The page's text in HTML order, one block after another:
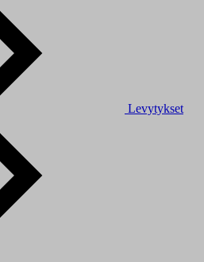
Levytykset